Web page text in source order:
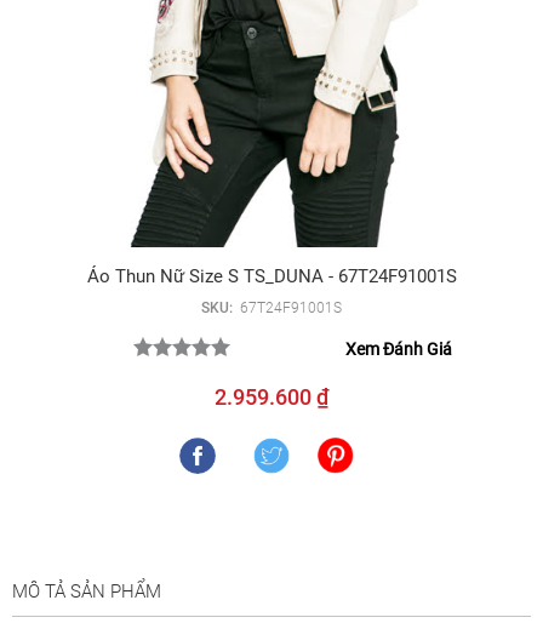
Áo Thun Nữ Size S TS_DUNA - 67T24F91001S
SKU: 67T24F91001S
Xem Đánh Giá
2.959.600 ₫
MÔ TẢ SẢN PHẨM